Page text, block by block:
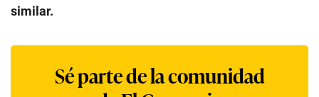
similar.